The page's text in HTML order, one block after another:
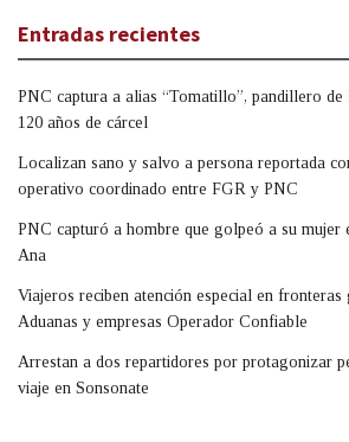
Entradas recientes
PNC captura a alias “Tomatillo”, pandillero de
120 años de cárcel
Localizan sano y salvo a persona reportada
operativo coordinado entre FGR y PNC
PNC capturó a hombre que golpeó a su mujer
Ana
Viajeros reciben atención especial en
Aduanas y empresas Operador Confiable
Arrestan a dos repartidores por protagonizar
viaje en Sonsonate